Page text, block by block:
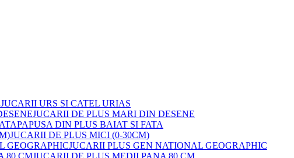
JUCARII URS SI CATEL URIAS
JUCARII DE PLUS MARI DIN DESENE
PAPUSA DIN PLUS BAIAT SI FATA
JUCARII DE PLUS MICI (0-30CM)
JUCARII PLUS GEN NATIONAL GEOGRAPHIC
JUCARII DE PLUS MEDII PANA 80 CM